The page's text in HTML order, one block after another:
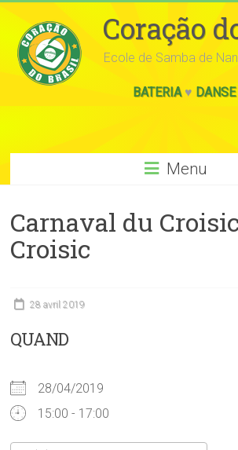
Coração
Ecole de Samba de
BATERIA♥ DANSE
Menu
Carnaval du
Croisic
28 avril 2019
QUAND
28/04/2019
15:00 - 17:00